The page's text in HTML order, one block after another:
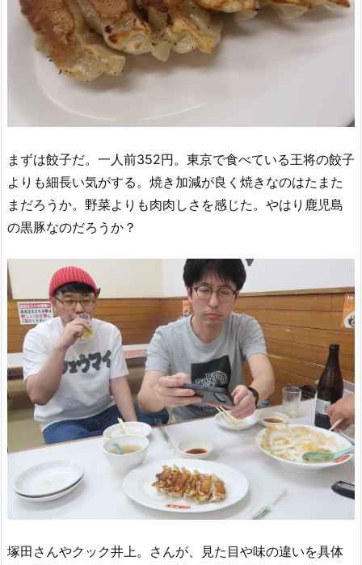
まずは餃子だ。一人前352円。東京で食べている王将の餃子
よりも細長い気がする。焼き加減が良く焼きなのはたまた
まだろうか。野菜よりも肉肉しさを感じた。やはり鹿児島
の黒豚なのだろうか？
塚田さんやクック井上。さんが、見た目や味の違いを具体